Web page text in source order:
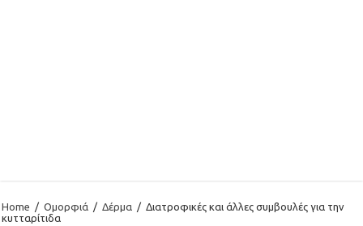
Home / Ομορφιά / Δέρμα / Διατροφικές και άλλες συμβουλές για την
κυτταρίτιδα